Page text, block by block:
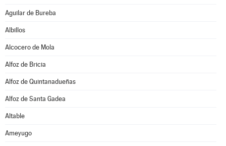
Aguilar de Bureba
Albillos
Alcocero de Mola
Alfoz de Bricia
Alfoz de Quintanadueñas
Alfoz de Santa Gadea
Altable
Ameyugo